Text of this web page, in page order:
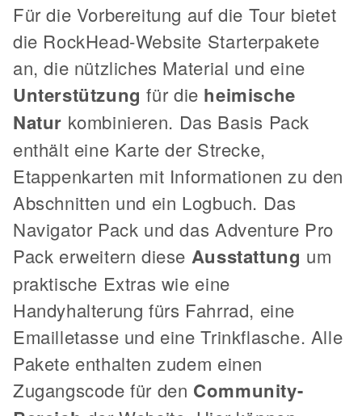
Für die Vorbereitung auf die Tour bietet
die RockHead-Website Starterpakete
an, die nützliches Material und eine
Unterstützung für die heimische
Natur kombinieren. Das Basis Pack
enthält eine Karte der Strecke,
Etappenkarten mit Informationen zu den
Abschnitten und ein Logbuch. Das
Navigator Pack und das Adventure Pro
Pack erweitern diese Ausstattung um
praktische Extras wie eine
Handyhalterung fürs Fahrrad, eine
Emailletasse und eine Trinkflasche. Alle
Pakete enthalten zudem einen
Zugangscode für den Community-